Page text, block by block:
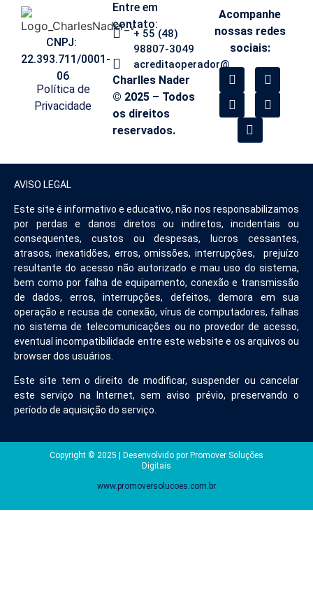
CNPJ:
22.393.711/0001-
06
Política de
Privacidade
Entre em
contato:
+ 55 (48)
98807-3049
acreditaoperador@
Charlles Nader
© 2025 – Todos
os direitos
reservados.
Acompanhe
nossas redes
sociais:
AVISO LEGAL
Este site é informativo e educativo, não nos responsabilizamos
por perdas e danos diretos ou indiretos, incidentais ou
consequentes, custos ou despesas, lucros cessantes,
atrasos, inexatidões, erros, omissões, interrupções, prejuízo
resultante do acesso não autorizado e mau uso do sistema,
bem como por falha de equipamento, conexão e transmissão
de dados, erros, interrupções, defeitos, demora em sua
operação e recusa de conexão, vírus de computadores, falhas
no sistema de telecomunicações ou no provedor de acesso,
eventual incompatibilidade entre este website e os arquivos ou
browser dos usuários.
Este site tem o direito de modificar, suspender ou cancelar
este serviço na Internet, sem aviso prévio, preservando o
período de aquisição do serviço.
Copyright © 2025 | Desenvolvido por Promover Soluções
Digitais
www.promoversolucoes.com.br